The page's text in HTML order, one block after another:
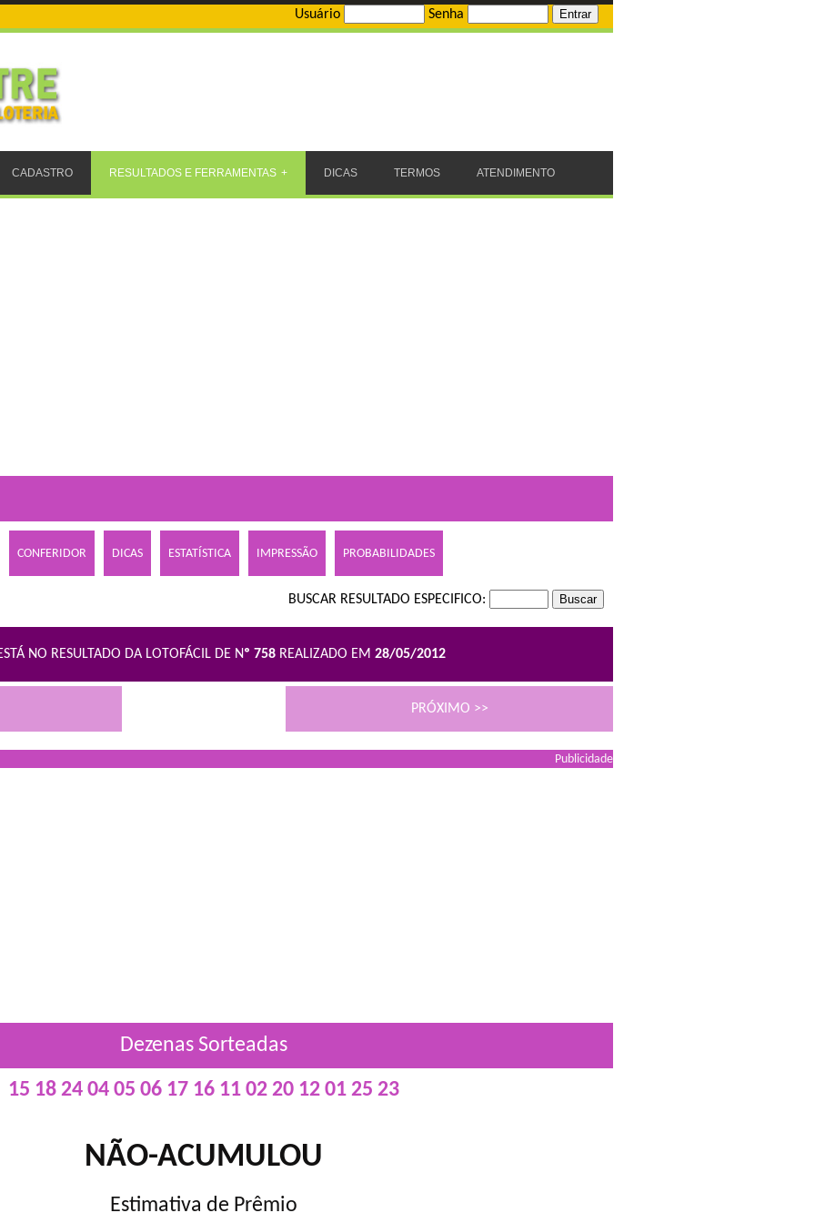
Usuário Senha
CADASTRO RESULTADOS E FERRAMENTAS DICAS TERMOS ATENDIMENTO
CONFERIDOR DICAS ESTATÍSTICA IMPRESSÃO PROBABILIDADES
BUSCAR RESULTADO ESPECIFICO:
NO RESULTADO DA LOTOFÁCIL DE Nº 758 REALIZADO EM 28/05/2012
PRÓXIMO >>
Publicidade
Dezenas Sorteadas
15 18 24 04 05 06 17 16 11 02 20 12 01 25 23
NÃO-ACUMULOU
Estimativa de Prêmio